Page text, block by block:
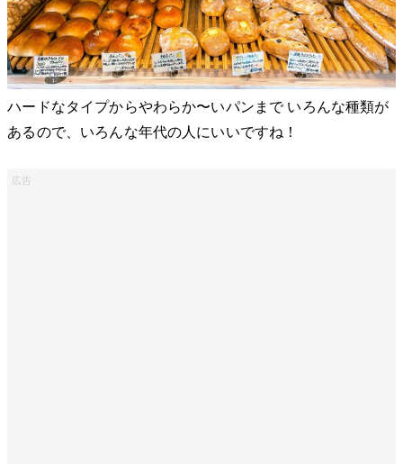
ハードなタイプからやわらか〜いパンまで いろんな種類が
あるので、いろんな年代の人にいいですね！